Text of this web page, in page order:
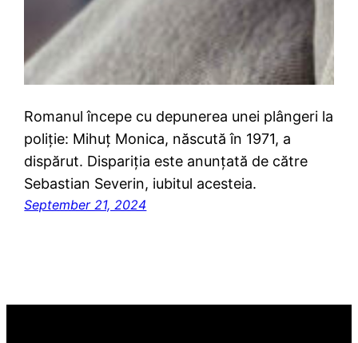
Romanul începe cu depunerea unei plângeri la
poliție: Mihuț Monica, născută în 1971, a
dispărut. Dispariția este anunțată de către
Sebastian Severin, iubitul acesteia.
September 21, 2024